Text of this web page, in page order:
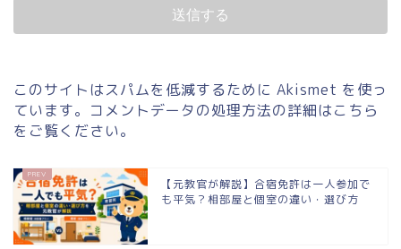
このサイトはスパムを低減するために Akismet を使っ
ています。 コメントデータの処理方法の詳細はこちら
をご覧ください。
【元教官が解説】合宿免許は一人参加で
も平気？相部屋と個室の違い・選び方